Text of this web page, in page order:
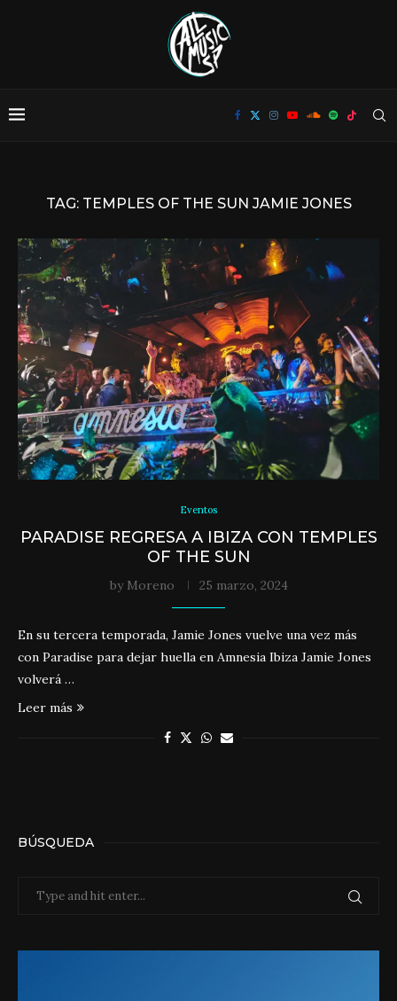
TAG: TEMPLES OF THE SUN JAMIE JONES
Eventos
PARADISE REGRESA A IBIZA CON TEMPLES
OF THE SUN
by Moreno 25 marzo, 2024
En su tercera temporada, Jamie Jones vuelve una vez más
con Paradise para dejar huella en Amnesia Ibiza Jamie Jones
volverá …
Leer más
BÚSQUEDA